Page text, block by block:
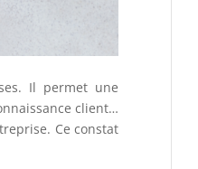
Il permet une
client…
Ce constat